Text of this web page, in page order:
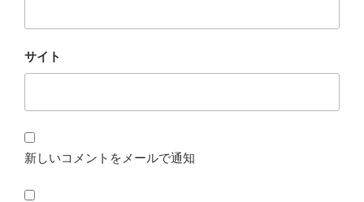
サイト
新しいコメントをメールで通知